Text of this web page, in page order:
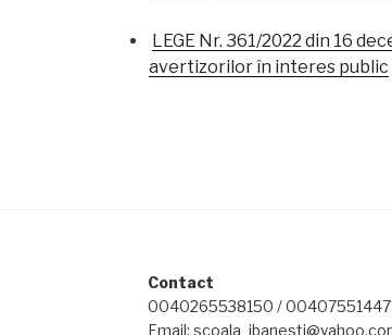
LEGE Nr. 361/2022 din 16
avertizorilor în interes public
Contact
0040265538150 /
Email: